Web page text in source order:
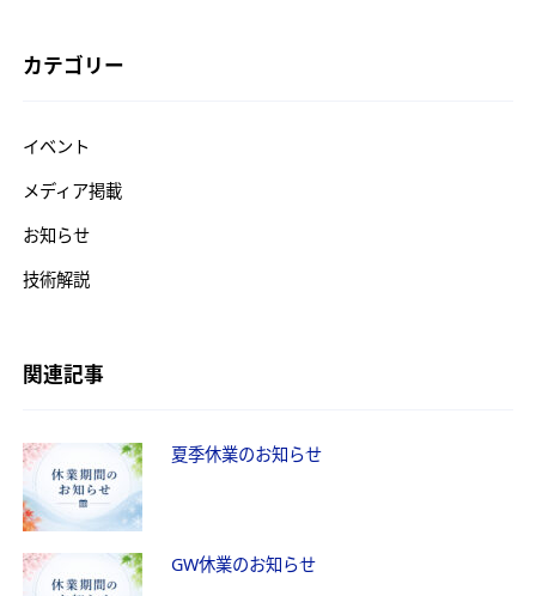
ョ
カテゴリー
イベント
メディア掲載
お知らせ
技術解説
関連記事
夏季休業のお知らせ
GW休業のお知らせ